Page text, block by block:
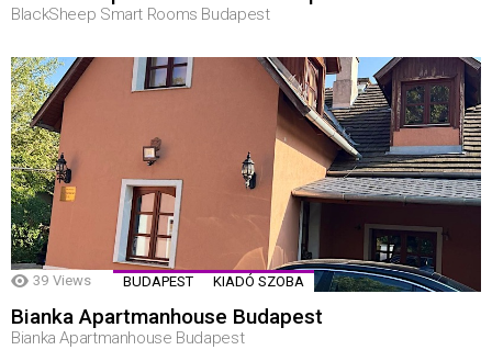
BlackSheep Smart Rooms Budapest
39 Views BUDAPEST KIADÓ SZOBA
Bianka Apartmanhouse Budapest
Bianka Apartmanhouse Budapest